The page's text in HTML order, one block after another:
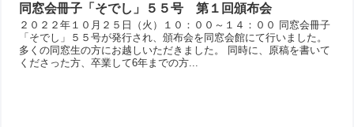
同窓会冊子「そでし」５５号 第１回頒布会
２０２２年１０月２５日（火）１０：００～１４：００ 同窓会冊子
「そでし」５５号が発行され、頒布会を同窓会館にて行いました。
多くの同窓生の方にお越しいただきました。 同時に、原稿を書いて
くださった方、卒業して6年までの方...